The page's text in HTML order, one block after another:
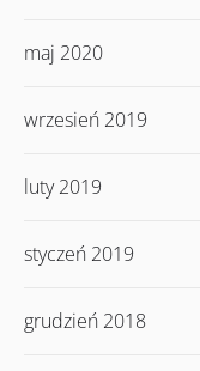
maj 2020
wrzesień 2019
luty 2019
styczeń 2019
grudzień 2018